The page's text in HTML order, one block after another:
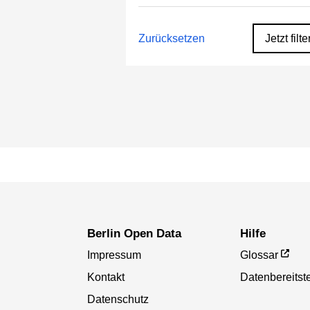
Zurücksetzen Jetzt
Berlin Open Data
Impressum
Kontakt
Datenschutz
Hilfe
Glossar